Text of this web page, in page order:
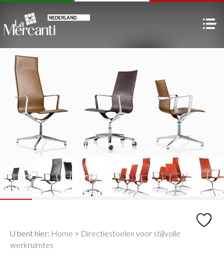
U bent hier: Home > Directiestoelen voor stijlvolle
werkruimtes